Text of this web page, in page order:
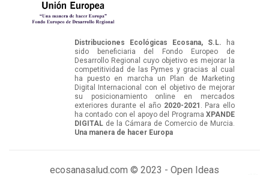
Distribuciones Ecológicas Ecosana, S.L. ha
sido beneficiaria del Fondo Europeo de
Desarrollo Regional cuyo objetivo es mejorar la
competitividad de las Pymes y gracias al cual
ha puesto en marcha un Plan de Marketing
Digital Internacional con el objetivo de mejorar
su posicionamiento online en mercados
exteriores durante el año 2020-2021 . Para ello
ha contado con el apoyo del ProgramaXPANDE
DIGITALde la Cámara de Comercio de Murcia.
Una manera de hacer Europa
ecosanasalud.com © 2023 - Open Ideas